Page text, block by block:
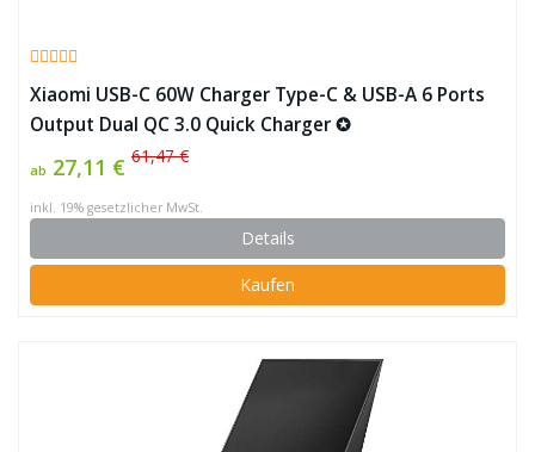
Xiaomi USB-C 60W Charger Type-C & USB-A 6 Ports
Output Dual QC 3.0 Quick Charger ✪
ab 27,11 € 61,47 €
inkl. 19% gesetzlicher MwSt.
Details
Kaufen